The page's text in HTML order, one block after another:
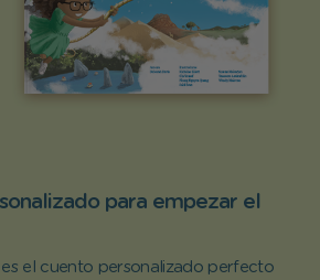
para empezar el
el cuento personalizado perfecto